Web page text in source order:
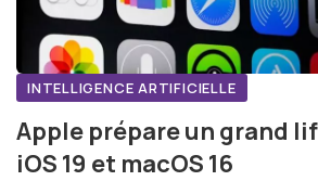
INTELLIGENCE ARTIFICIELLE
Apple prépare un grand
iOS 19 et macOS 16